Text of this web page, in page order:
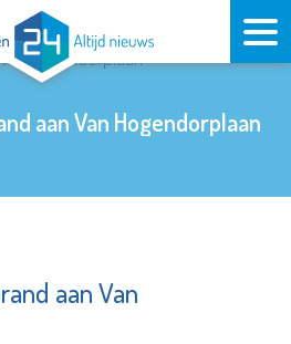
aan Van Hogendorplaan
aan Van